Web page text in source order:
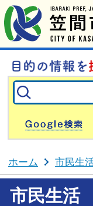
ホーム 市民生
市民生活